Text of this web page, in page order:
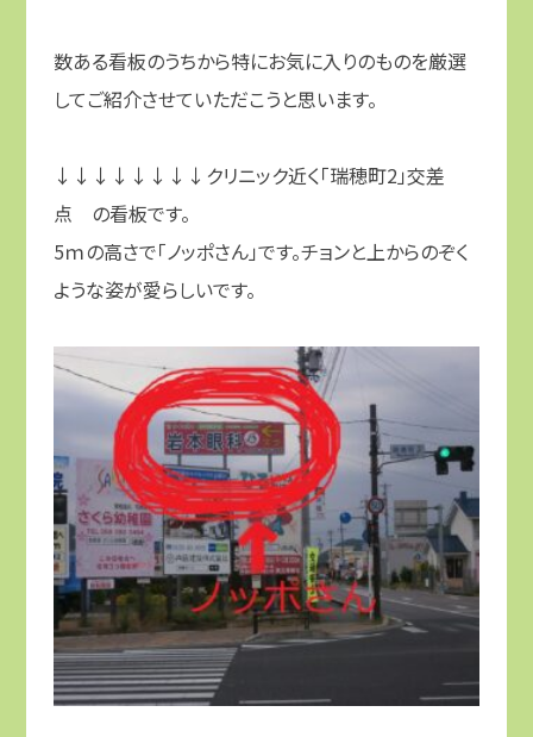
数ある看板のうちから特にお気に入りのものを厳選
してご紹介させていただこうと思います。
↓↓↓↓↓↓↓↓クリニック近く「瑞穂町2」交差
点 の看板です。
5ｍの高さで「ノッポさん」です。チョンと上からのぞく
ような姿が愛らしいです。